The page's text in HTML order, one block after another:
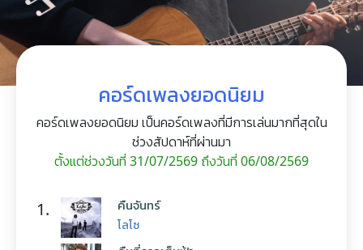
คอร์ดเพลงยอดนิยม
คอร์ดเพลงยอดนิยม เป็นคอร์ดเพลงที่มีการเล่นมากที่สุดใน
ช่วงสัปดาห์ที่ผ่านมา
ตั้งแต่ช่วงวันที่ 31/07/2569 ถึงวันที่ 06/08/2569
1. คืนจันทร์
โลโซ